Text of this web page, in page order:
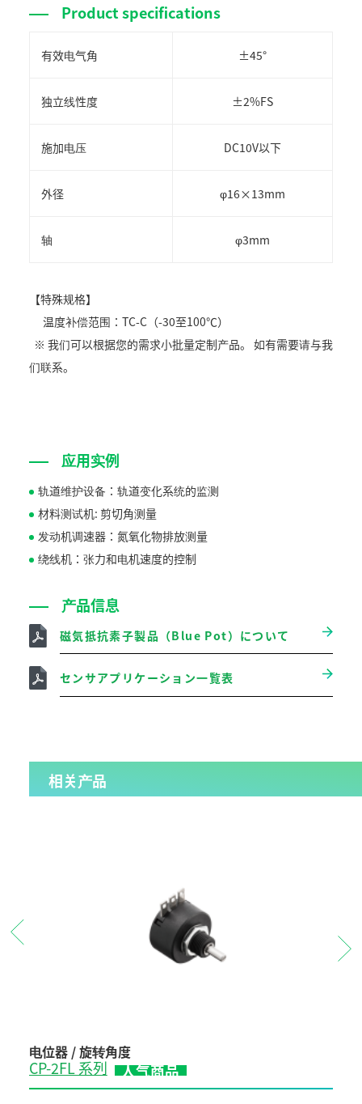
Product specifications
有效电气角 ±45°
独立线性度 ±2%FS
施加电压 DC10V以下
外径 φ16×13mm
轴 φ3mm
【特殊规格】
温度补偿范围：TC-C（-30至100℃）
※ 我们可以根据您的需求小批量定制产品。 如有需要请与我
们联系。
应用实例
轨道维护设备：轨道变化系统的监测
材料测试机: 剪切角测量
发动机调速器：氮氧化物排放测量
绕线机：张力和电机速度的控制
产品信息
磁気抵抗素子製品（Blue Pot）について
センサアプリケーション一覧表
相关产品
电位器 / 旋转角度
CP-2FL 系列 人气商品